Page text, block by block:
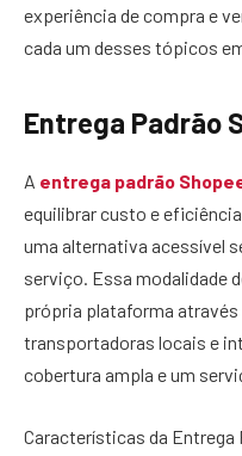
experiência de compra e
cada um desses tópicos
Entrega Padrão
A entrega padrão
equilibrar custo e
uma alternativa acessível
serviço. Essa modalidade
própria plataforma
transportadoras locais e
cobertura ampla e um
Características da Entrega